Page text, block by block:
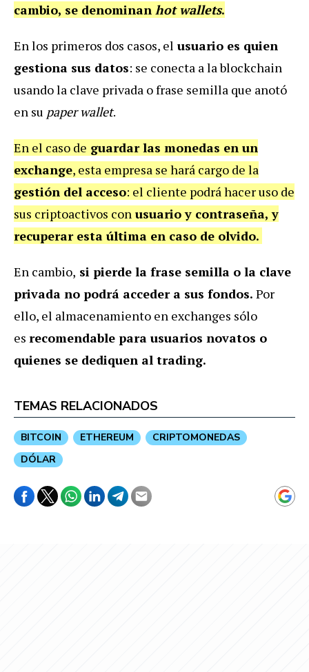
cambio, se denominan hotwallets.
En los primeros dos casos, el usuario es quien
gestiona sus datos: se conecta a la blockchain
usando la clave privada o frase semilla que anotó
en su paper wallet.
En el caso de guardar las monedas en un
exchange, esta empresa se hará cargo de la
gestión del acceso: el cliente podrá hacer uso de
sus criptoactivos con usuario y contraseña, y
recuperar esta última en caso de olvido.
En cambio, si pierde la frase semilla o la clave
privada no podrá acceder a sus fondos. Por
ello, el almacenamiento en exchanges sólo
es recomendable para usuarios novatos o
quienes se dediquen al trading.
TEMAS RELACIONADOS
BITCOIN ETHEREUM
CRIPTOMONEDAS
DÓLAR